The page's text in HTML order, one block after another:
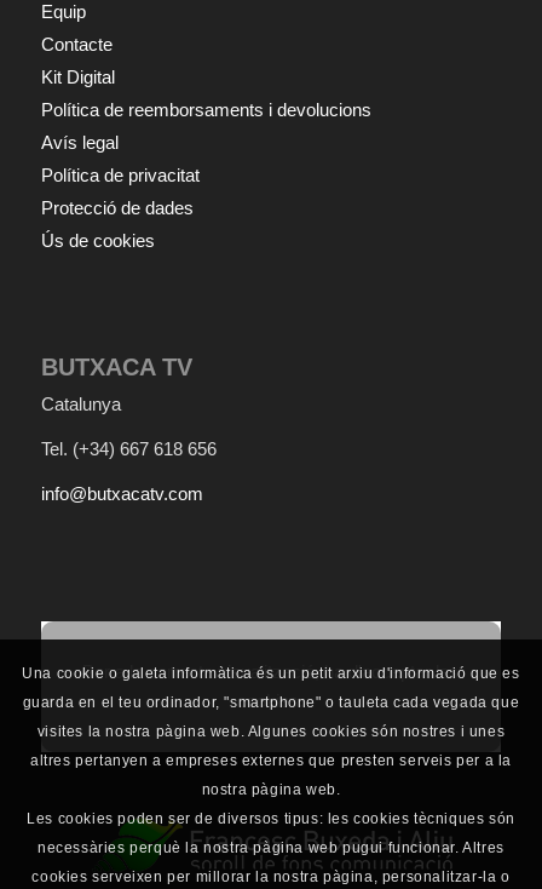
Equip
Contacte
Kit Digital
Política de reemborsaments i devolucions
Avís legal
Política de privacitat
Protecció de dades
Ús de cookies
BUTXACA TV
Catalunya
Tel. (+34) 667 618 656
info@butxacatv.com
Per a la correcta visualització, ha d'acceptar les
cookies.
Una cookie o galeta informàtica és un petit arxiu d'informació que es
guarda en el teu ordinador, "smartphone" o tauleta cada vegada que
visites la nostra pàgina web. Algunes cookies són nostres i unes
altres pertanyen a empreses externes que presten serveis per a la
nostra pàgina web.
Les cookies poden ser de diversos tipus: les cookies tècniques són
necessàries perquè la nostra pàgina web pugui funcionar. Altres
cookies serveixen per millorar la nostra pàgina, personalitzar-la o